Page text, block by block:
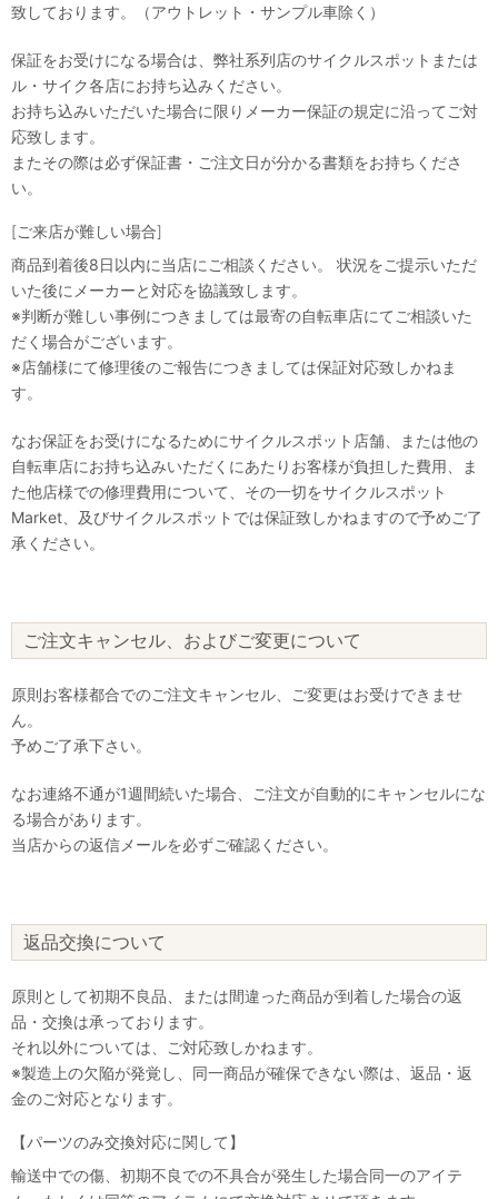
致しております。（アウトレット・サンプル車除く）
保証をお受けになる場合は、弊社系列店のサイクルスポットまたは
ル・サイク各店にお持ち込みください。
お持ち込みいただいた場合に限りメーカー保証の規定に沿ってご対
応致します。
またその際は必ず保証書・ご注文日が分かる書類をお持ちくださ
い。
[ご来店が難しい場合]
商品到着後8日以内に当店にご相談ください。 状況をご提示いただ
いた後にメーカーと対応を協議致します。
※判断が難しい事例につきましては最寄の自転車店にてご相談いた
だく場合がございます。
※店舗様にて修理後のご報告につきましては保証対応致しかねま
す。
なお保証をお受けになるためにサイクルスポット店舗、または他の
自転車店にお持ち込みいただくにあたりお客様が負担した費用、ま
た他店様での修理費用について、その一切をサイクルスポット
Market、及びサイクルスポットでは保証致しかねますので予めご了
承ください。
ご注文キャンセル、およびご変更について
原則お客様都合でのご注文キャンセル、ご変更はお受けできませ
ん。
予めご了承下さい。
なお連絡不通が1週間続いた場合、ご注文が自動的にキャンセルにな
る場合があります。
当店からの返信メールを必ずご確認ください。
返品交換について
原則として初期不良品、または間違った商品が到着した場合の返
品・交換は承っております。
それ以外については、ご対応致しかねます。
※製造上の欠陥が発覚し、同一商品が確保できない際は、返品・返
金のご対応となります。
【パーツのみ交換対応に関して】
輸送中での傷、初期不良での不具合が発生した場合同一のアイテ